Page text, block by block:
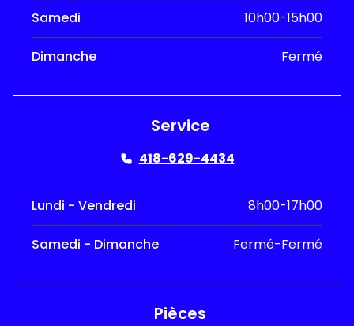
Samedi 10h00-15h00
Dimanche Fermé
Service
418-629-4434
Lundi - Vendredi 8h00-17h00
Samedi - Dimanche Fermé-Fermé
Pièces